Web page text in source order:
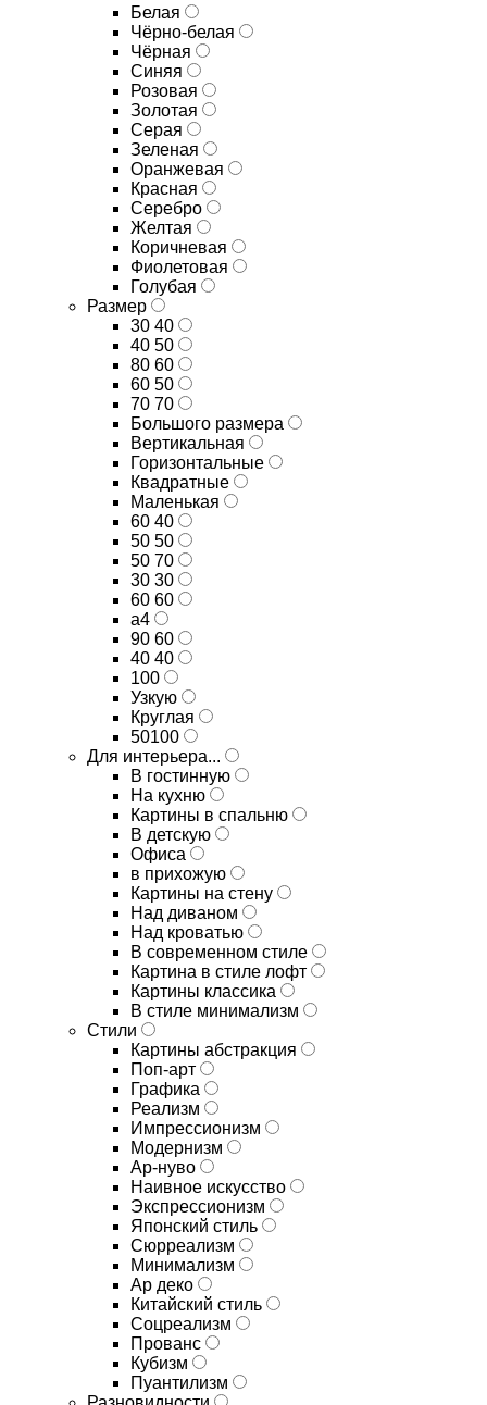
Белая
Чёрно-белая
Чёрная
Синяя
Розовая
Золотая
Серая
Зеленая
Оранжевая
Красная
Серебро
Желтая
Коричневая
Фиолетовая
Голубая
Размер
30 40
40 50
80 60
60 50
70 70
Большого размера
Вертикальная
Горизонтальные
Квадратные
Маленькая
60 40
50 50
50 70
30 30
60 60
а4
90 60
40 40
100
Узкую
Круглая
50100
Для интерьера...
В гостинную
На кухню
Картины в спальню
В детскую
Офиса
в прихожую
Картины на стену
Над диваном
Над кроватью
В современном стиле
Картина в стиле лофт
Картины классика
В стиле минимализм
Стили
Картины абстракция
Поп-арт
Графика
Реализм
Импрессионизм
Модернизм
Ар-нуво
Наивное искусство
Экспрессионизм
Японский стиль
Сюрреализм
Минимализм
Ар деко
Китайский стиль
Соцреализм
Прованс
Кубизм
Пуантилизм